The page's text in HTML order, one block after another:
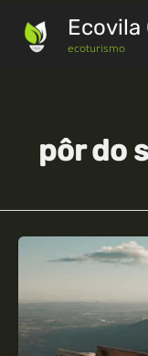
Ecovila
ecoturismo
pôr do